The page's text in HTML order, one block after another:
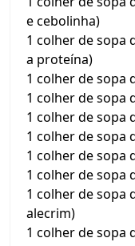
e cebolinha)
1 colher de sopa
a proteína)
1 colher de sopa
1 colher de sopa
1 colher de sopa
1 colher de sopa
1 colher de sopa
1 colher de sopa
1 colher de sopa
alecrim)
1 colher de sopa